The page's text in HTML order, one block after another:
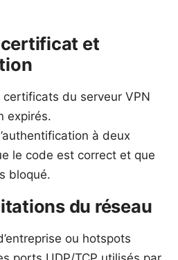
certificat et
du serveur VPN
expirés.
à deux
le code est correct et que
bloqué.
du réseau
ou hotspots